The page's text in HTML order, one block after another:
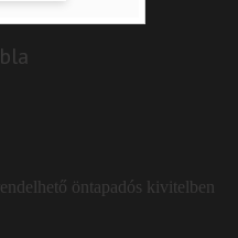
öntapadós kivitelben